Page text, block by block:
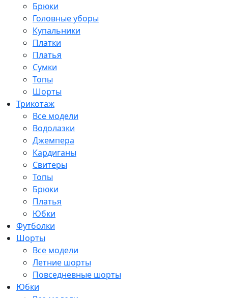
Брюки
Головные уборы
Купальники
Платки
Платья
Сумки
Топы
Шорты
Трикотаж
Все модели
Водолазки
Джемпера
Кардиганы
Свитеры
Топы
Брюки
Платья
Юбки
Футболки
Шорты
Все модели
Летние шорты
Повседневные шорты
Юбки